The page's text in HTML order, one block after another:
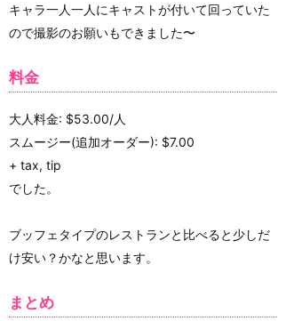
キャラ一人一人にキャストが付いて回っていた
ので撮影のお願いもできました〜
料金
大人料金: $53.00/人
スムージー(追加オーダー): $7.00
+ tax, tip
でした。
ブッフェタイプのレストランと比べると少しだ
け安い？かなと思います。
まとめ